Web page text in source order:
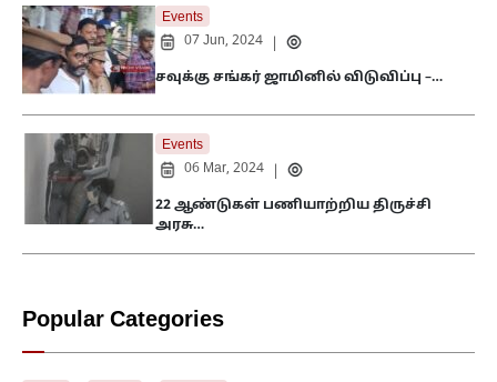
Events
07 Jun, 2024
சவுக்கு சங்கர் ஜாமினில் விடுவிப்பு –…
Events
06 Mar, 2024
22 ஆண்டுகள் பணியாற்றிய திருச்சி
அரசு…
Popular Categories